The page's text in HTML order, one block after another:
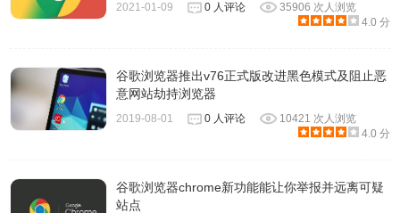
http://www.google.com/dl/release2/chrome/
https://www.google.com/dl/release2/chrome/
http://redirector.gvt1.com/edgedl/release2/chrome/
Google Chrome v78.0.3904.97 无更新功能版 32
2021-01-09 0 人评论
35906 次人浏览
4.0 分
谷歌浏览器推出v76正式版改进黑色模式及阻止恶
意网站劫持浏览器
2019-08-01 0 人评论
10421 次人浏览
4.0 分
谷歌浏览器chrome新功能能让你举报并远离可疑
站点